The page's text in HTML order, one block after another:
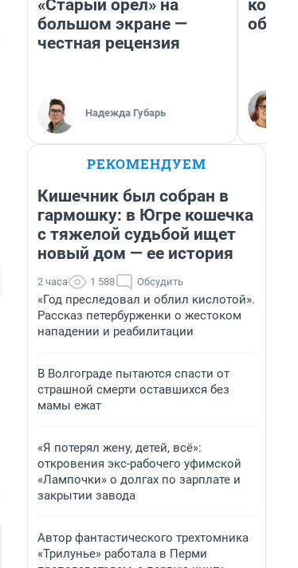
«Старый орел» на
большом экране —
честная рецензия
Надежда Губарь
РЕКОМЕНДУЕМ
Кишечник был собран в
гармошку: в Югре кошечка
с тяжелой судьбой ищет
новый дом — ее история
2 часа 1 588 Обсудить
«Год преследовал и облил кислотой».
Рассказ петербурженки о жестоком
нападении и реабилитации
В Волгограде пытаются спасти от
страшной смерти оставшихся без
мамы ежат
«Я потерял жену, детей, всё»:
откровения экс-рабочего уфимской
«Лампочки» о долгах по зарплате и
закрытии завода
Автор фантастического трехтомника
«Трилунье» работала в Перми